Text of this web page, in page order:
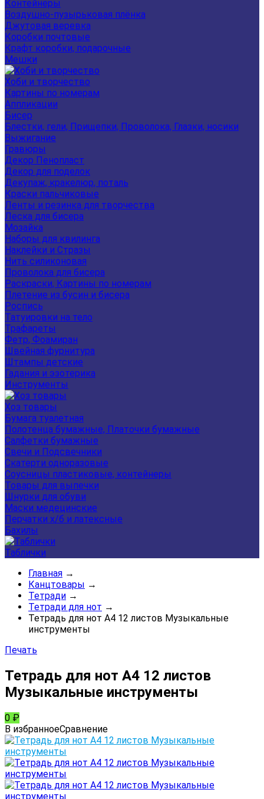
Контейнеры
Воздушно-пузырьковая плёнка
Джутовая веревка
Коробки почтовые
Крафт коробки, подарочные
Мешки
Хоби и творчество
Картины по номерам
Аппликации
Бисер
Блестки, гели, Прищепки, Проволока, Глазки, носики
Выжигание
Гравюры
Декор Пенопласт
Декор для поделок
Декупаж, кракелюр, поталь
Краски пальчиковые
Ленты и резинка для творчества
Леска для бисера
Мозайка
Наборы для квилинга
Наклейки и Стразы
Нить силиконовая
Проволока для бисера
Раскраски, Картины по номерам
Плетение из бусин и бисера
Роспись
Татуировки на тело
Трафареты
Фетр, Фоамиран
Швейная фурнитура
Штампы детские
Гадания и эзотерика
Инструменты
Хоз товары
Бумага туалетная
Полотенца бумажные, Платочки бумажные
Салфетки бумажные
Свечи и Подсвечники
Скатерти одноразовые
Соусницы пластиковые, контейнеры
Товары для выпечки
Шнурки для обуви
Маски медецинские
Перчатки х/б и латексные
Бахилы
Таблички
Главная →
Канцтовары →
Тетради →
Тетради для нот →
Тетрадь для нот А4 12 листов Музыкальные
инструменты
Печать
Тетрадь для нот А4 12 листов
Музыкальные инструменты
0 ₽
В избранноеСравнение